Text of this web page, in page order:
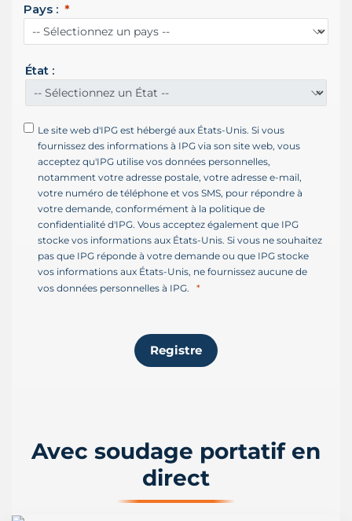
U
n
i
s
+
1
Pays :
État :
Le site web d'IPG est hébergé aux États-Unis. Si vous
fournissez des informations à IPG via son site web, vous
acceptez qu'IPG utilise vos données personnelles,
notamment votre adresse postale, votre adresse e-mail,
votre numéro de téléphone et vos SMS, pour répondre à
votre demande, conformément à la politique de
confidentialité d'IPG. Vous acceptez également que IPG
stocke vos informations aux États-Unis. Si vous ne souhaitez
pas que IPG réponde à votre demande ou que IPG stocke
vos informations aux États-Unis, ne fournissez aucune de
vos données personnelles à IPG.
Registre
Avec soudage portatif en
direct